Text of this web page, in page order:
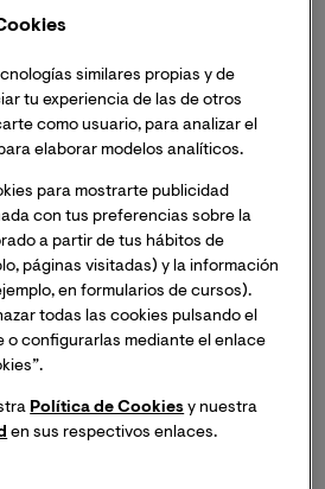
deseada en la adolescencia y en
– 18:00h (hora peninsular de
Perú)
Bañuls y Verónica Piña Segura
no deseada. ¿Cómo afecta
la vida adulta? ¿Por qué se da
impacto y riesgo tiene en las
socioeducativa se puede
Social?
similares propias y de
tu experiencia de las de otros
como usuario, para analizar el
elaborar modelos analíticos.
para mostrarte publicidad
con tus preferencias sobre la
a partir de tus hábitos de
páginas visitadas) y la información
en formularios de cursos).
todas las cookies pulsando el
o configurarlas mediante el enlace
Política de Cookies y nuestra
en sus respectivos enlaces.